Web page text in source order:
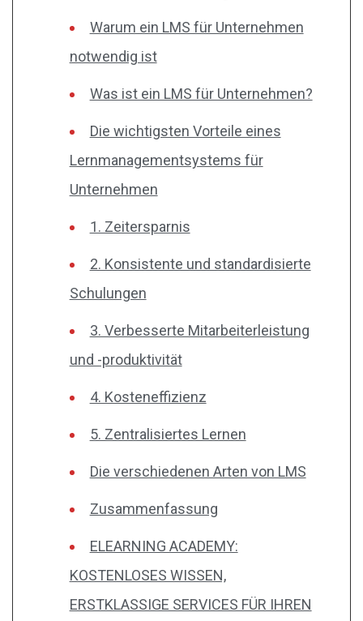
Warum ein LMS für Unternehmen
notwendig ist
Was ist ein LMS für Unternehmen?
Die wichtigsten Vorteile eines
Lernmanagementsystems für
Unternehmen
1. Zeitersparnis
2. Konsistente und standardisierte
Schulungen
3. Verbesserte Mitarbeiterleistung
und -produktivität
4. Kosteneffizienz
5. Zentralisiertes Lernen
Die verschiedenen Arten von LMS
Zusammenfassung
ELEARNING ACADEMY:
KOSTENLOSES WISSEN,
ERSTKLASSIGE SERVICES FÜR IHREN